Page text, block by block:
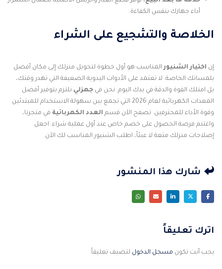
أداء جهازك بنفس الكفاءة.
الخلاصة والتشجيع على الشراء
إن اختيار الشنيورالمناسب هو أول خطوة لتحويل منزلك إلى مكان أفضل
بلمساتك الخاصة. لا تعتمد على الأدوات اليدوية الضعيفة التي تهدر وقتك،
بل امتلك القوة والدقة في يدك اليوم. نحن في جهزلي نلتزم بتوفير أفضل
المعدات الكهربائية لعام 2026 التي تجمع بين سهولة الاستخدام للمبتدئين
وقوة الأداء للمحترفين. تصفح الآن قسم العدد الكهربائية في متجرنا،
واغتنم فرصة الحصول على خصم خاص عند أول عملية شراء. اجعل
إصلاحات منزلك متعة لا عبئاً، اطلب الشنيور المناسب لك الآن.
شارك هذا المنشور
اترك تعليقاً
يجب أنت تكون مسجل الدخول لتضيف تعليقاً.